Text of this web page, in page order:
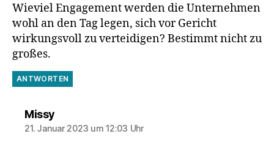
Wieviel Engagement werden die Unternehmen
wohl an den Tag legen, sich vor Gericht
wirkungsvoll zu verteidigen? Bestimmt nicht zu
großes.
ANTWORTEN
Missysagt:
21. Januar 2023 um 12:03 Uhr